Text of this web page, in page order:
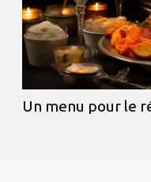
Un menu pour le